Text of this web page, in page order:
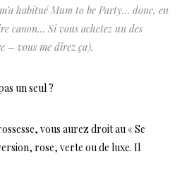
habitué Mum to be Party… donc, en
canon… Si vous achetez un des
– vous me direz ça).
un seul ?
vous aurez droit au « Se
rose, verte ou de luxe. Il